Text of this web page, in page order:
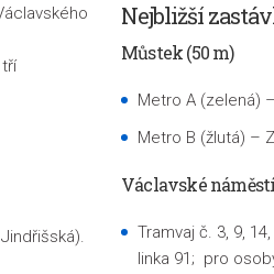
Nejbližší
Můstek (50 m)
Metro A (zelená)
Metro B (žlutá) –
Václavské
Tramvaj č. 3, 9,
linka 91; pro